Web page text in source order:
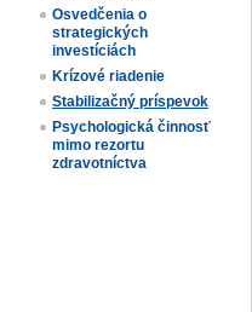
Osvedčenia o
strategických
investíciách
Krízové riadenie
Stabilizačný príspevok
Psychologická činnosť
mimo rezortu
zdravotníctva